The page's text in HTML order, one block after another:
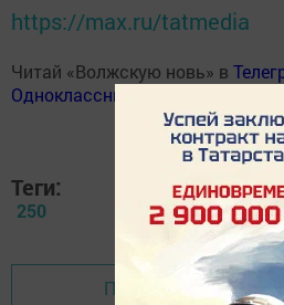
https://max.ru/tatmedia
Читай «Волжскую новь» в
Одноклассники
Теги:
250
Перейти на